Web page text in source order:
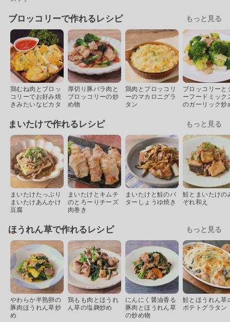
ブロッコリーで作れるレシピ もっと見る
鶏むね肉とブロッ
コリーでお好み焼
きみたいなピカタ
厚切り豚バラ肉と
ブロッコリーの炒
め物
鶏肉とブロッコリ
ーのマカロニグラ
タン
ブロッコリーと
ーフードミック
のガーリック炒
まいたけで作れるレシピ もっと見る
まいたけたっぷり
まいたけあんかけ
豆腐
まいたけとキムチ
のとろーりチーズ
肉巻き
まいたけと鮭のバ
ターしょうゆ焼き
鮭とまいたけの
ぞれ和え
ほうれん草で作れるレシピ もっと見る
やわらか半熟卵の
豚肉ほうれん草炒
め
鶏もも肉とほうれ
ん草の塩麹炒め
にんにく醤油香る
豚肉とほうれん草
の炒め物
鮭とほうれん草
ポテトグラタン